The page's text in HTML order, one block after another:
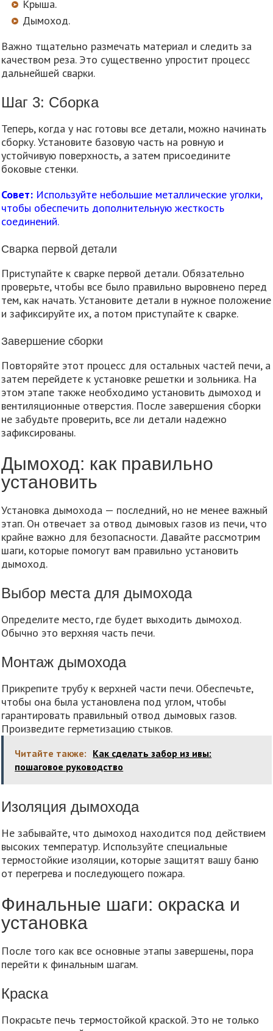
Крыша.
Дымоход.
Важно тщательно размечать материал и следить за
качеством реза. Это существенно упростит процесс
дальнейшей сварки.
Шаг 3: Сборка
Теперь, когда у нас готовы все детали, можно начинать
сборку. Установите базовую часть на ровную и
устойчивую поверхность, а затем присоедините
боковые стенки.
Совет: Используйте небольшие металлические уголки,
чтобы обеспечить дополнительную жесткость
соединений.
Сварка первой детали
Приступайте к сварке первой детали. Обязательно
проверьте, чтобы все было правильно выровнено перед
тем, как начать. Установите детали в нужное положение
и зафиксируйте их, а потом приступайте к сварке.
Завершение сборки
Повторяйте этот процесс для остальных частей печи, а
затем перейдете к установке решетки и зольника. На
этом этапе также необходимо установить дымоход и
вентиляционные отверстия. После завершения сборки
не забудьте проверить, все ли детали надежно
зафиксированы.
Дымоход: как правильно
установить
Установка дымохода — последний, но не менее важный
этап. Он отвечает за отвод дымовых газов из печи, что
крайне важно для безопасности. Давайте рассмотрим
шаги, которые помогут вам правильно установить
дымоход.
Выбор места для дымохода
Определите место, где будет выходить дымоход.
Обычно это верхняя часть печи.
Монтаж дымохода
Прикрепите трубу к верхней части печи. Обеспечьте,
чтобы она была установлена под углом, чтобы
гарантировать правильный отвод дымовых газов.
Произведите герметизацию стыков.
Читайте также: Как сделать забор из ивы:
пошаговое руководство
Изоляция дымохода
Не забывайте, что дымоход находится под действием
высоких температур. Используйте специальные
термостойкие изоляции, которые защитят вашу баню
от перегрева и последующего пожара.
Финальные шаги: окраска и
установка
После того как все основные этапы завершены, пора
перейти к финальным шагам.
Краска
Покрасьте печь термостойкой краской. Это не только